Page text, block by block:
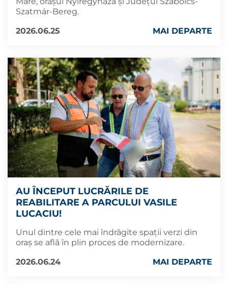
Szatmár-Bereg.
2026.06.25
MAI DEPARTE
AU ÎNCEPUT LUCRĂRILE DE
REABILITARE A PARCULUI VASILE
LUCACIU!
Unul dintre cele mai îndrăgite spații verzi din
oraș se află în plin proces de modernizare.
2026.06.24
MAI DEPARTE